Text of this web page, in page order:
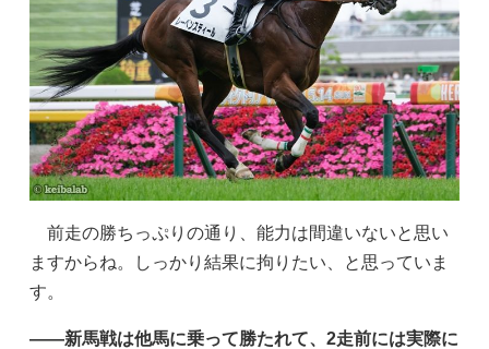
前走の勝ちっぷりの通り、能力は間違いないと思い
ますからね。しっかり結果に拘りたい、と思っていま
す。
——新馬戦は他馬に乗って勝たれて、2走前には実際に